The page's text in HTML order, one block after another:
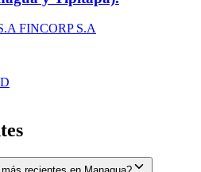
FINCORP S.A